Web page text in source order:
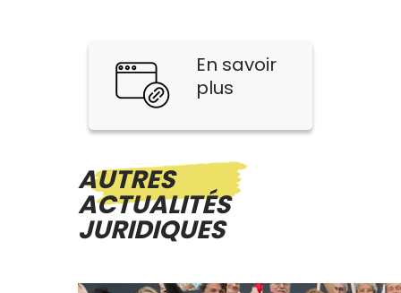
En savoir
plus
AUTRES
ACTUALITÉS
JURIDIQUES